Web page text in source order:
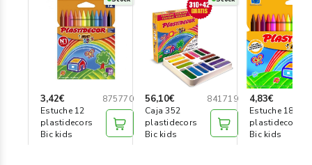
3,42€
875770
Estuche 12
plastidecors
Bic kids
56,10€
841719
Caja 352
plastidecors
Bic kids
4,83€
Estuche 18
plastidecors
Bic kids